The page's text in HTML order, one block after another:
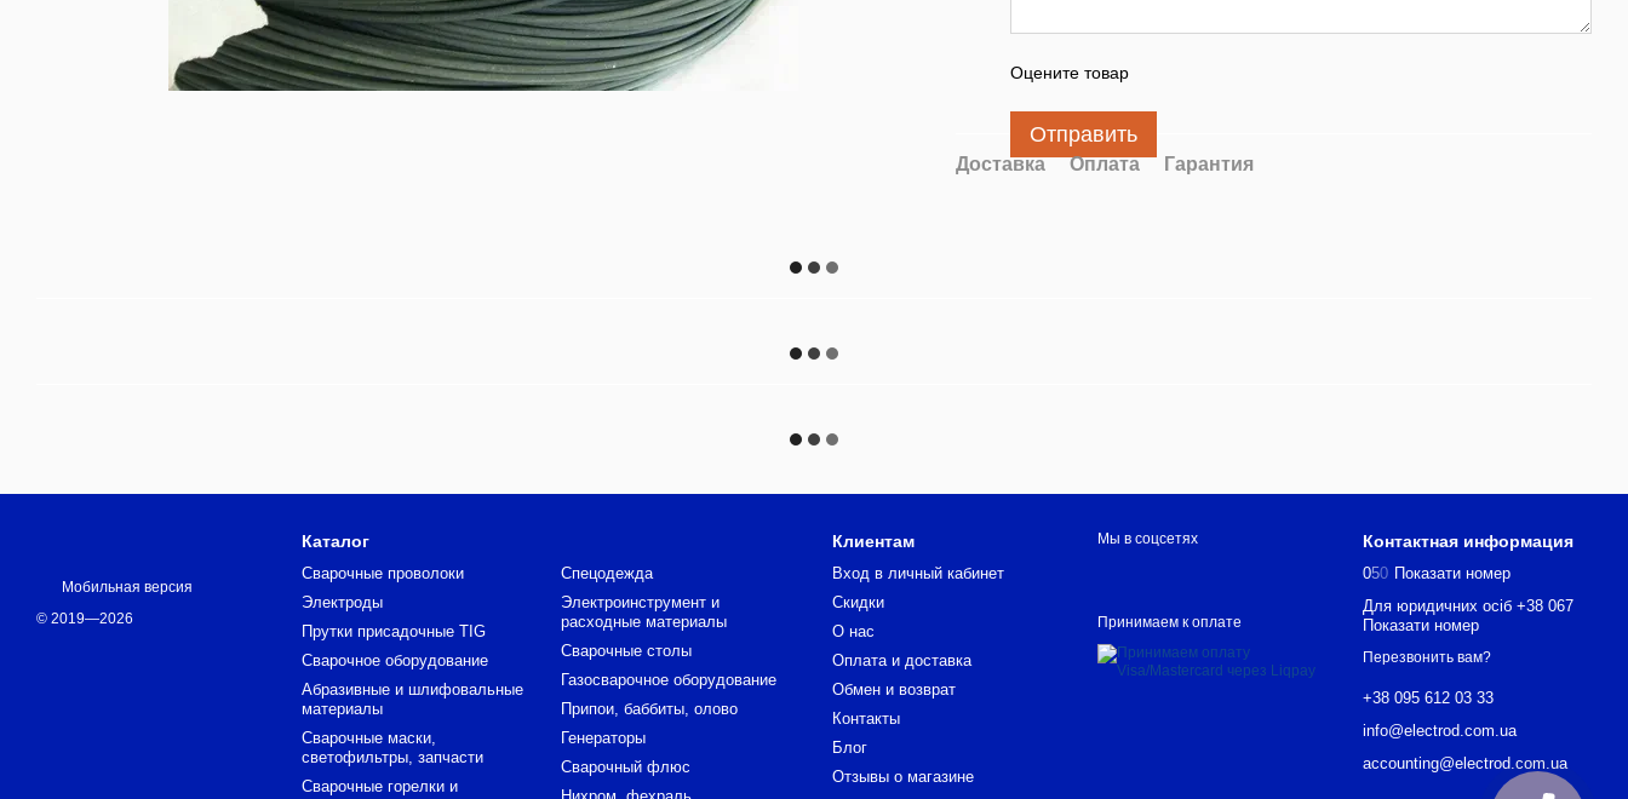
Оцените товар
Отправить
Доставка Оплата Гарантия
Мобильная версия
© 2019—2026
Каталог
Сварочные проволоки
Электроды
Прутки присадочные TIG
Сварочное оборудование
Абразивные и шлифовальные
материалы
Сварочные маски,
светофильтры, запчасти
Сварочные горелки и
Спецодежда
Электроинструмент и
расходные материалы
Сварочные столы
Газосварочное оборудование
Припои, баббиты, олово
Генераторы
Сварочный флюс
Клиентам
Вход в личный кабинет
Скидки
О нас
Оплата и доставка
Обмен и возврат
Контакты
Блог
Отзывы о магазине
Мы в соцсетях
Принимаем к оплате
Контактная информация
050 Показати номер
Для юридичних осіб +38 067
Показати номер
Перезвонить вам?
+38 095 612 03 33
info@electrod.com.ua
accounting@electrod.com.ua